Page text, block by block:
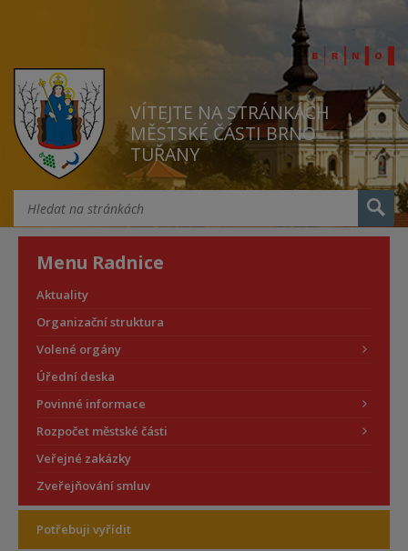
VÍTEJTE NA STRÁNKÁCH
MĚSTSKÉ ČÁSTI BRNO
TUŘANY
Menu Radnice
Aktuality
Organizační struktura
Volené orgány
Úřední deska
Povinné informace
Rozpočet městské části
Veřejné zakázky
Zveřejňování smluv
Potřebuji vyřídit